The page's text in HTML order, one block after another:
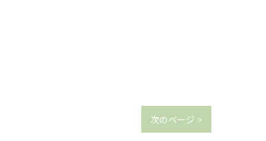
次のページ >